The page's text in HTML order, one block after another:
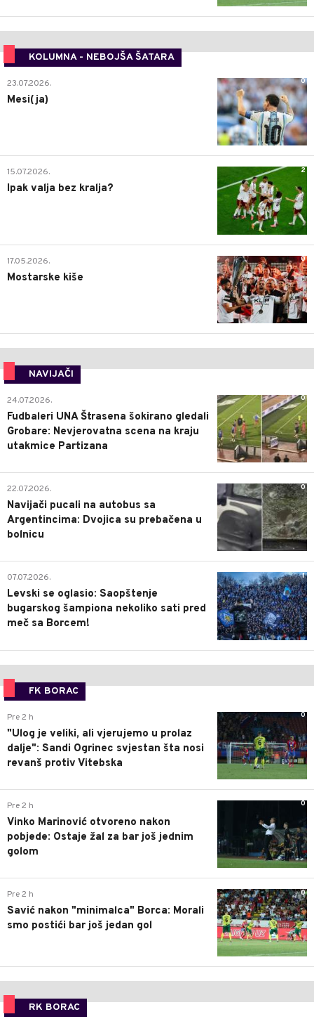
KOLUMNA - NEBOJŠA ŠATARA
0
23.07.2026.
Mesi(ja)
2
15.07.2026.
Ipak valja bez kralja?
0
17.05.2026.
Mostarske kiše
NAVIJAČI
0
24.07.2026.
Fudbaleri UNA Štrasena šokirano gledali
Grobare: Nevjerovatna scena na kraju
utakmice Partizana
0
22.07.2026.
Navijači pucali na autobus sa
Argentincima: Dvojica su prebačena u
bolnicu
1
07.07.2026.
Levski se oglasio: Saopštenje
bugarskog šampiona nekoliko sati pred
meč sa Borcem!
FK BORAC
0
Pre 2 h
"Ulog je veliki, ali vjerujemo u prolaz
dalje": Sandi Ogrinec svjestan šta nosi
revanš protiv Vitebska
0
Pre 2 h
Vinko Marinović otvoreno nakon
pobjede: Ostaje žal za bar još jednim
golom
0
Pre 2 h
Savić nakon "minimalca" Borca: Morali
smo postići bar još jedan gol
RK BORAC